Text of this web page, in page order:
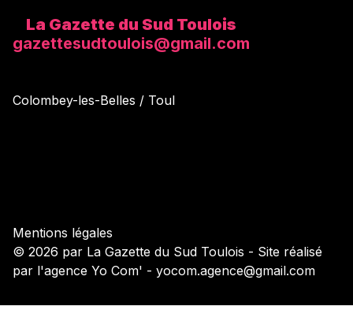
La Gazette du Sud Toulois
gazettesudtoulois@gmail.com
Colombey-les-Belles / Toul
Mentions légales
© 2026 par La Gazette du Sud Toulois - Site réalisé
par l'agence Yo Com' - yocom.agence@gmail.com